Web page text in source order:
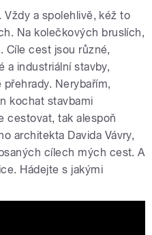
Vždy a spolehlivě, kéž to
Na kolečkových bruslích,
Cíle cest jsou různé,
a industriální stavby,
Nerybařím,
kochat stavbami
cestovat, tak alespoň
architekta Davida Vávry,
cílech mých cest. A
Hádejte s jakými